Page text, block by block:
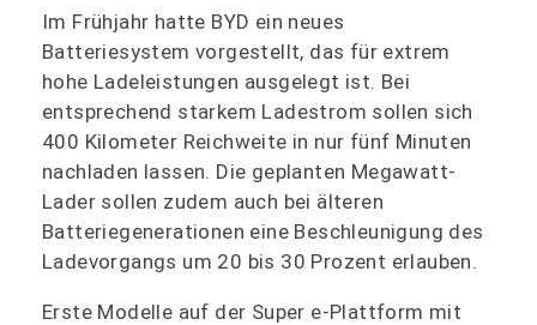
Im Frühjahr hatte BYD ein neues
Batteriesystem vorgestellt, das für extrem
hohe Ladeleistungen ausgelegt ist. Bei
entsprechend starkem Ladestrom sollen sich
400 Kilometer Reichweite in nur fünf Minuten
nachladen lassen. Die geplanten Megawatt-
Lader sollen zudem auch bei älteren
Batteriegenerationen eine Beschleunigung des
Ladevorgangs um 20 bis 30 Prozent erlauben.
Erste Modelle auf der Super e-Plattform mit